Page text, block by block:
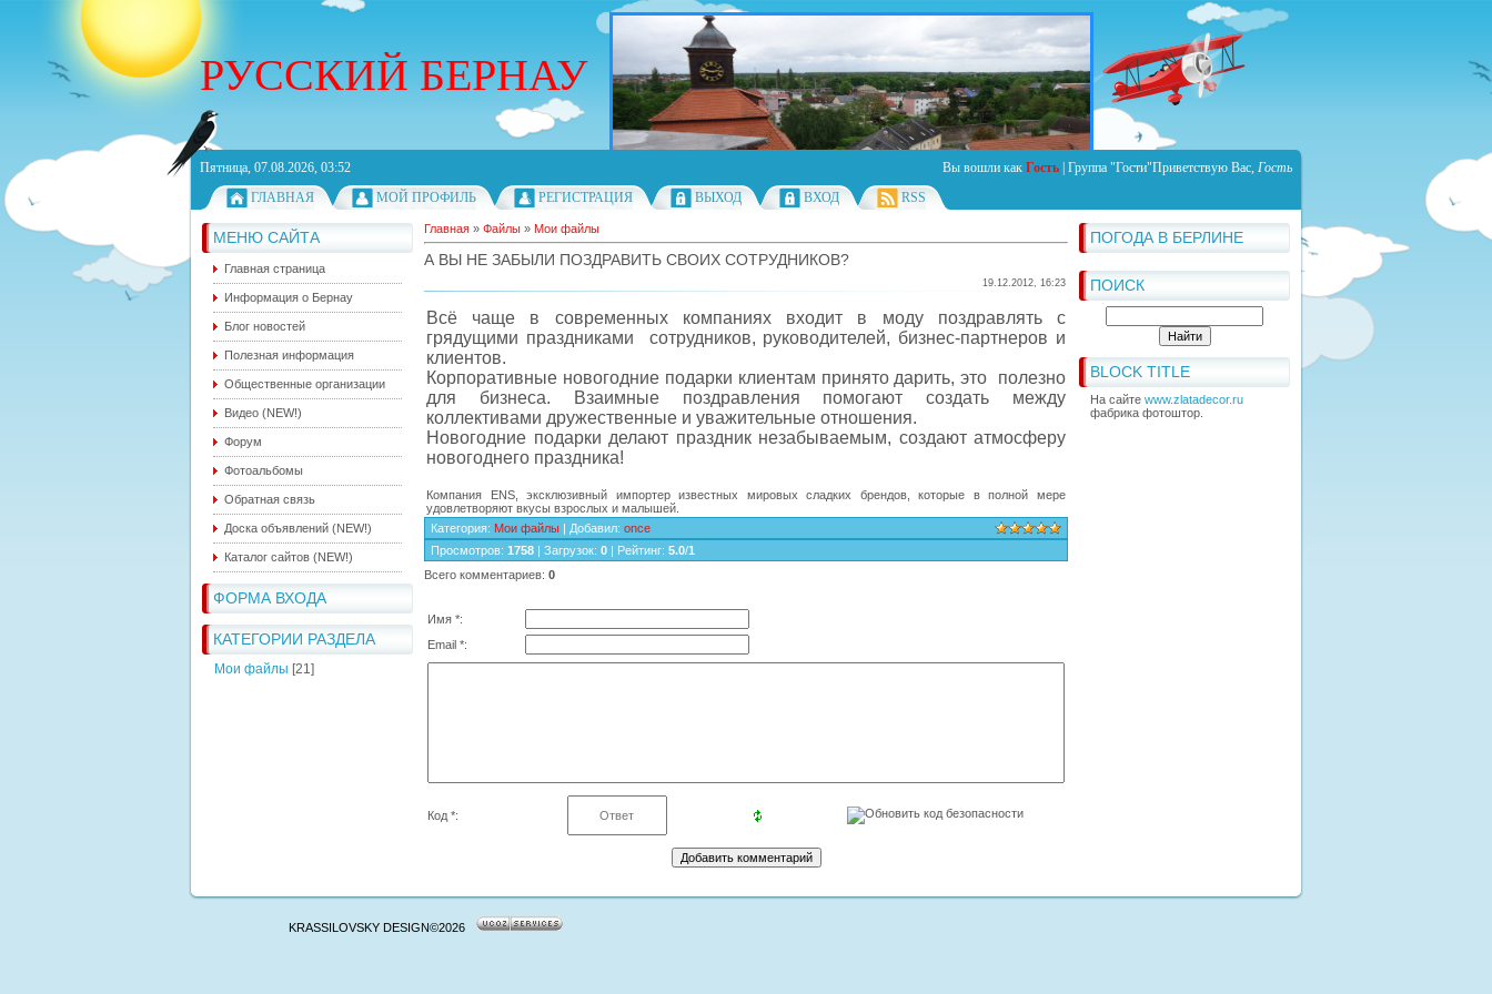
РУССКИЙ БЕРНАУ
Пятница, 07.08.2026, 03:52 Вы вошли как Гость Группа "Гости"Приветствую Вас, Гость
ГЛАВНАЯ
МОЙ ПРОФИЛЬ РЕГИСТРАЦИЯ ВЫХОД ВХОД RSS
МЕНЮ САЙТА
Главная страница
Информация о Бернау
Блог новостей
Полезная информация
Общественные организации
Видео (NEW!)
Форум
Фотоальбомы
Обратная связь
Доска объявлений (NEW!)
Каталог сайтов (NEW!)
ФОРМА ВХОДА
КАТЕГОРИИ РАЗДЕЛА
Мои файлы [21]
ПОГОДА В БЕРЛИНЕ
ПОИСК
BLOCK TITLE
На сайте www.zlatadecor.ru
фабрика фотоштор.
Главная » Файлы » Мои файлы
А ВЫ НЕ ЗАБЫЛИ ПОЗДРАВИТЬ СВОИХ СОТРУДНИКОВ?
19.12.2012, 16:23
Всё чаще в современных компаниях входит в моду поздравлять с
грядущими праздниками сотрудников, руководителей, бизнес-партнеров и
клиентов.
Корпоративные новогодние подарки клиентам принято дарить, это полезно
для бизнеса. Взаимные поздравления помогают создать между
коллективами дружественные и уважительные отношения.
Новогодние подарки делают праздник незабываемым, создают атмосферу
новогоднего праздника!
Компания ENS, эксклюзивный импортер известных мировых сладких брендов, которые в полной мере
удовлетворяют вкусы взрослых и малышей.
Категория: Мои файлы | Добавил: once
Просмотров: 1758 | Загрузок: 0 | Рейтинг: 5.0/1
Всего комментариев: 0
Имя *:
Email *:
Код *:
KRASSILOVSKY DESIGN©2026